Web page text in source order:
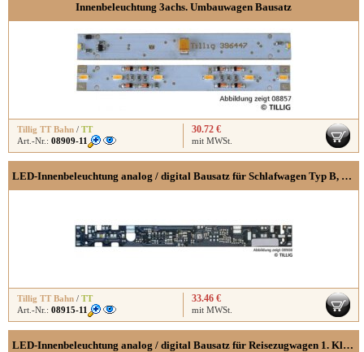
Innenbeleuchtung 3achs. Umbauwagen Bausatz
Tillig TT Bahn / TT
Art.-Nr.: 08909-11
30.72 €
mit MWSt.
LED-Innenbeleuchtung analog / digital Bausatz für Schlafwagen Typ B, Y, Y/B70
Tillig TT Bahn / TT
Art.-Nr.: 08915-11
33.46 €
mit MWSt.
LED-Innenbeleuchtung analog / digital Bausatz für Reisezugwagen 1. Klasse, 1./2. Klasse Typ B, Y, Y/B70